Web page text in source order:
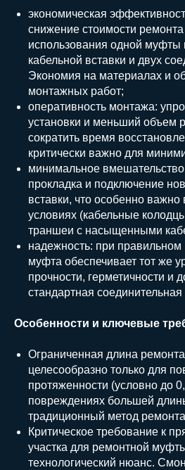
экономическая
снижение стоимости ремонта
использования одной муфты
кабельной вставки и двух
Экономия на материалах и
монтажных работ;
оперативность монтажа:
установки и меньший объем
сократить время
критически важно для
минимальное
прокладка и подключение
вставки, что особенно важно
условиях (кабельные
траншеи с насыщенными
надежность: при
муфта обеспечивает тот же
прочности, герметичности и
стандартная
Особенности и ключевые
Ограниченная длина
целесообразно только для
протяженности (условно до
повреждениях большей
традиционный метод
Критическое требование к
участка для ремонтной
технологический нюанс.